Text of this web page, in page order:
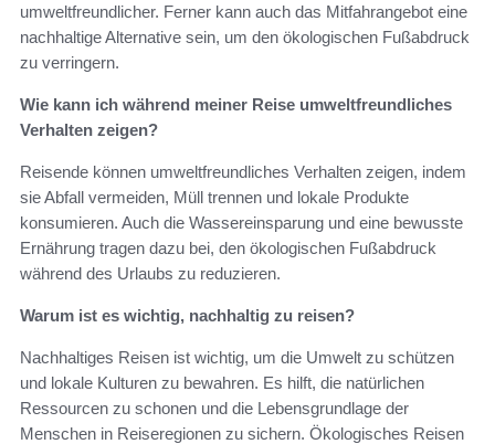
umweltfreundlicher. Ferner kann auch das Mitfahrangebot eine
nachhaltige Alternative sein, um den ökologischen Fußabdruck
zu verringern.
Wie kann ich während meiner Reise umweltfreundliches
Verhalten zeigen?
Reisende können umweltfreundliches Verhalten zeigen, indem
sie Abfall vermeiden, Müll trennen und lokale Produkte
konsumieren. Auch die Wassereinsparung und eine bewusste
Ernährung tragen dazu bei, den ökologischen Fußabdruck
während des Urlaubs zu reduzieren.
Warum ist es wichtig, nachhaltig zu reisen?
Nachhaltiges Reisen ist wichtig, um die Umwelt zu schützen
und lokale Kulturen zu bewahren. Es hilft, die natürlichen
Ressourcen zu schonen und die Lebensgrundlage der
Menschen in Reiseregionen zu sichern. Ökologisches Reisen